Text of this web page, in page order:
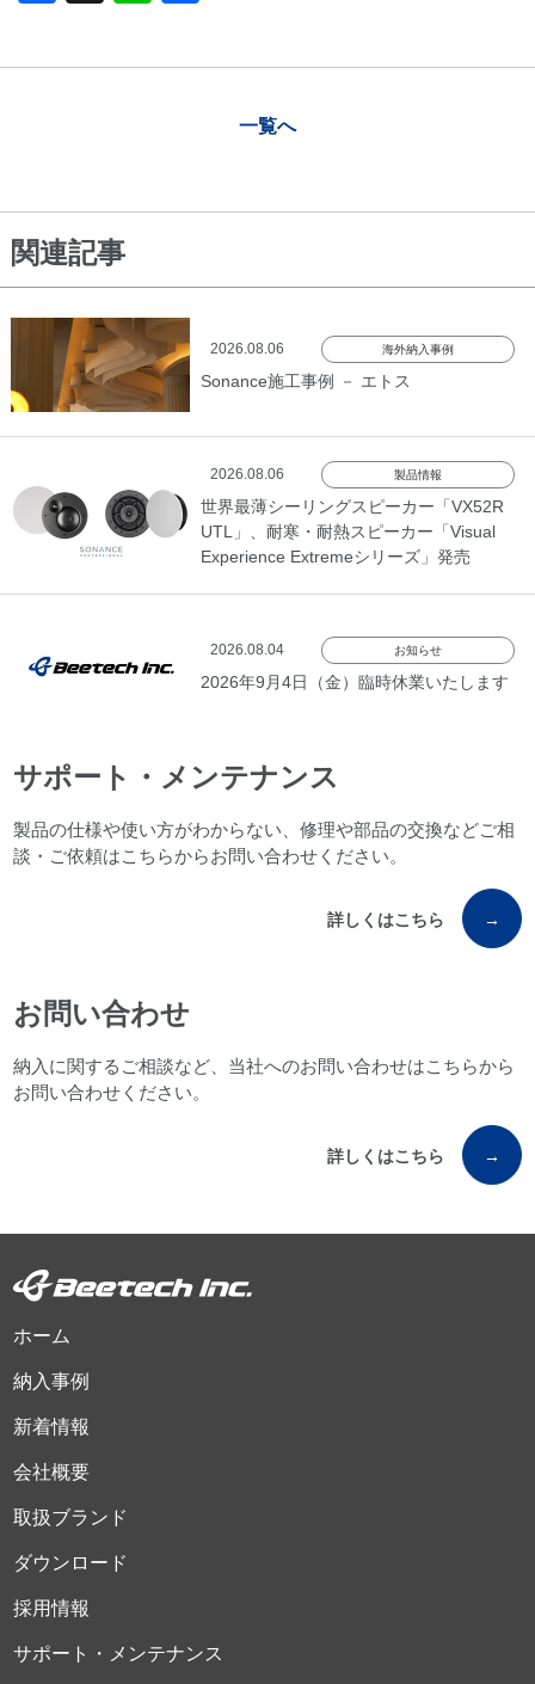
c
o
k
e
一覧へ
関連記事
2026.08.06 海外納入事例
Sonance施工事例 － エトス
2026.08.06 製品情報
世界最薄シーリングスピーカー「VX52R
UTL」、耐寒・耐熱スピーカー「Visual
Experience Extremeシリーズ」発売
2026.08.04 お知らせ
2026年9月4日（金）臨時休業いたします
サポート・メンテナンス
製品の仕様や使い方がわからない、修理や部品の交換などご相
談・ご依頼はこちらからお問い合わせください。
詳しくはこちら →
お問い合わせ
納入に関するご相談など、当社へのお問い合わせはこちらから
お問い合わせください。
詳しくはこちら →
ホーム
納入事例
新着情報
会社概要
取扱ブランド
ダウンロード
採用情報
サポート・メンテナンス